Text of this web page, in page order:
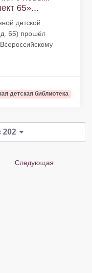
65»...
детской
65) прошёл
детская библиотека
202
Следующая